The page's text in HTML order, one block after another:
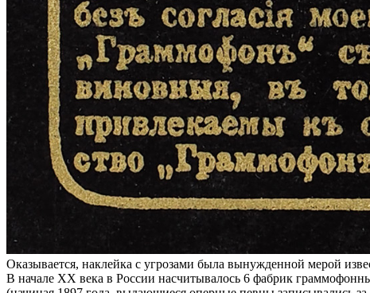
Оказывается, наклейка с угрозами была вынужденной мерой
В начале XX века в России насчитывалось 6 фабрик